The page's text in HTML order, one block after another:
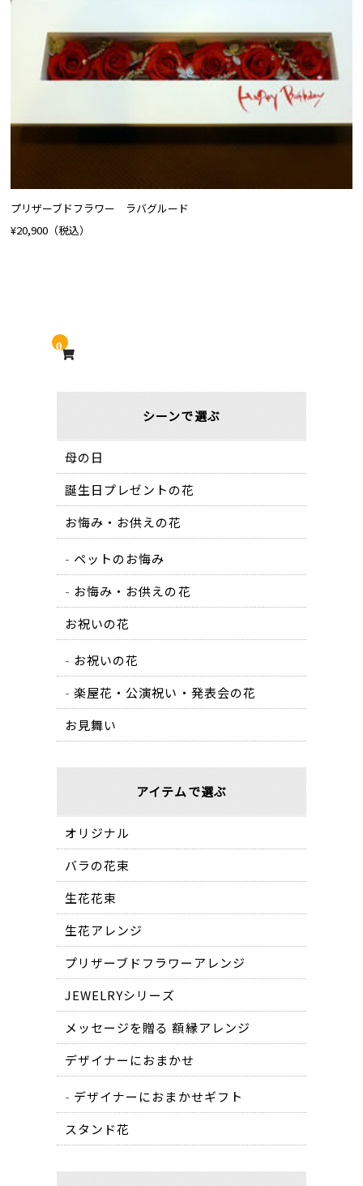
プリザーブドフラワー ラバグルード
¥20,900 （税込）
0
シーンで選ぶ
母の日
誕生日プレゼントの花
お悔み・お供えの花
ペットのお悔み
お悔み・お供えの花
お祝いの花
お祝いの花
楽屋花・公演祝い・発表会の花
お見舞い
アイテムで選ぶ
オリジナル
バラの花束
生花花束
生花アレンジ
プリザーブドフラワーアレンジ
JEWELRYシリーズ
メッセージを贈る 額縁アレンジ
デザイナーにおまかせ
デザイナーにおまかせギフト
スタンド花